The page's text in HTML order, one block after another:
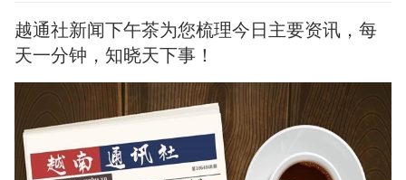
越通社新闻下午茶为您梳理今日主要资讯，每
天一分钟，知晓天下事！